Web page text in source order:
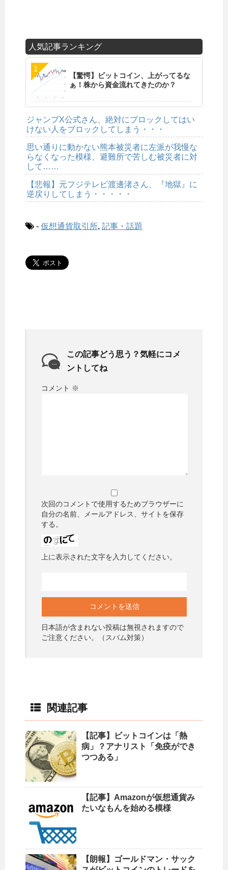
人気記事ランキング
【驚愕】ビットコイン、上がってるな
ぁ！株から資金流れてきたのか？
ジャンプX公式さん、絶対にブロックしてはい
けない人をブロックしてしまう・・・
思い通りに動かない熊本被災者に左派が我慢な
らなくなった模様、避難所で苦しむ被災者に対
して……
【悲報】元フジテレビ渡邊渚さん、『地獄』に
逆戻りしてしまう・・・・・
- 仮想通貨取引所, 記事・話題
この記事どう思う？気軽にコメ
ントしてね
コメント ※
次回のコメントで使用するためブラウザーに
自分の名前、メールアドレス、サイトを保存
する。
上に表示された文字を入力してください。
日本語が含まれない投稿は無視されますので
ご注意ください。（スパム対策）
関連記事
【記事】ビットコインは「熱
病」？アナリスト「免疫ができ
つつある」
【記事】Amazonが仮想通貨み
たいなもんを始める模様
【朗報】ゴールドマン・サック